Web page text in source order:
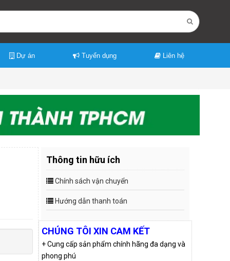
Dự án Tuyển dụng Liên hệ
Thông tin hữu ích
Chính sách vận chuyển
Hướng dẫn thanh toán
CHÚNG TÔI XIN CAM KẾT
+ Cung cấp sản phẩm chính hãng đa dạng và
phong phú